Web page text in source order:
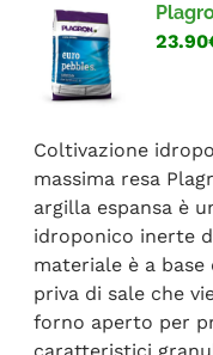
CONTATTI
Coltivazione
massima resa
argilla espansa è
idroponico inerte
materiale è a
priva di sale che
forno aperto per